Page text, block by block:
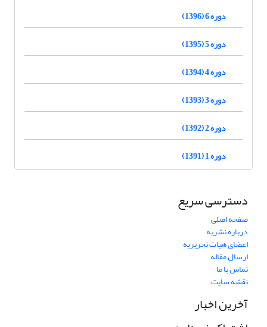
دوره 6 (1396)
دوره 5 (1395)
دوره 4 (1394)
دوره 3 (1393)
دوره 2 (1392)
دوره 1 (1391)
دسترسی سریع
صفحه اصلی
درباره نشریه
اعضای هیات تحریریه
ارسال مقاله
تماس با ما
نقشه سایت
آخرین اخبار